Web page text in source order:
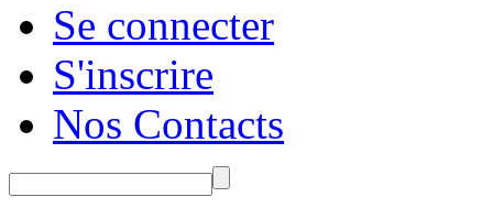
Se connecter
S'inscrire
Nos Contacts